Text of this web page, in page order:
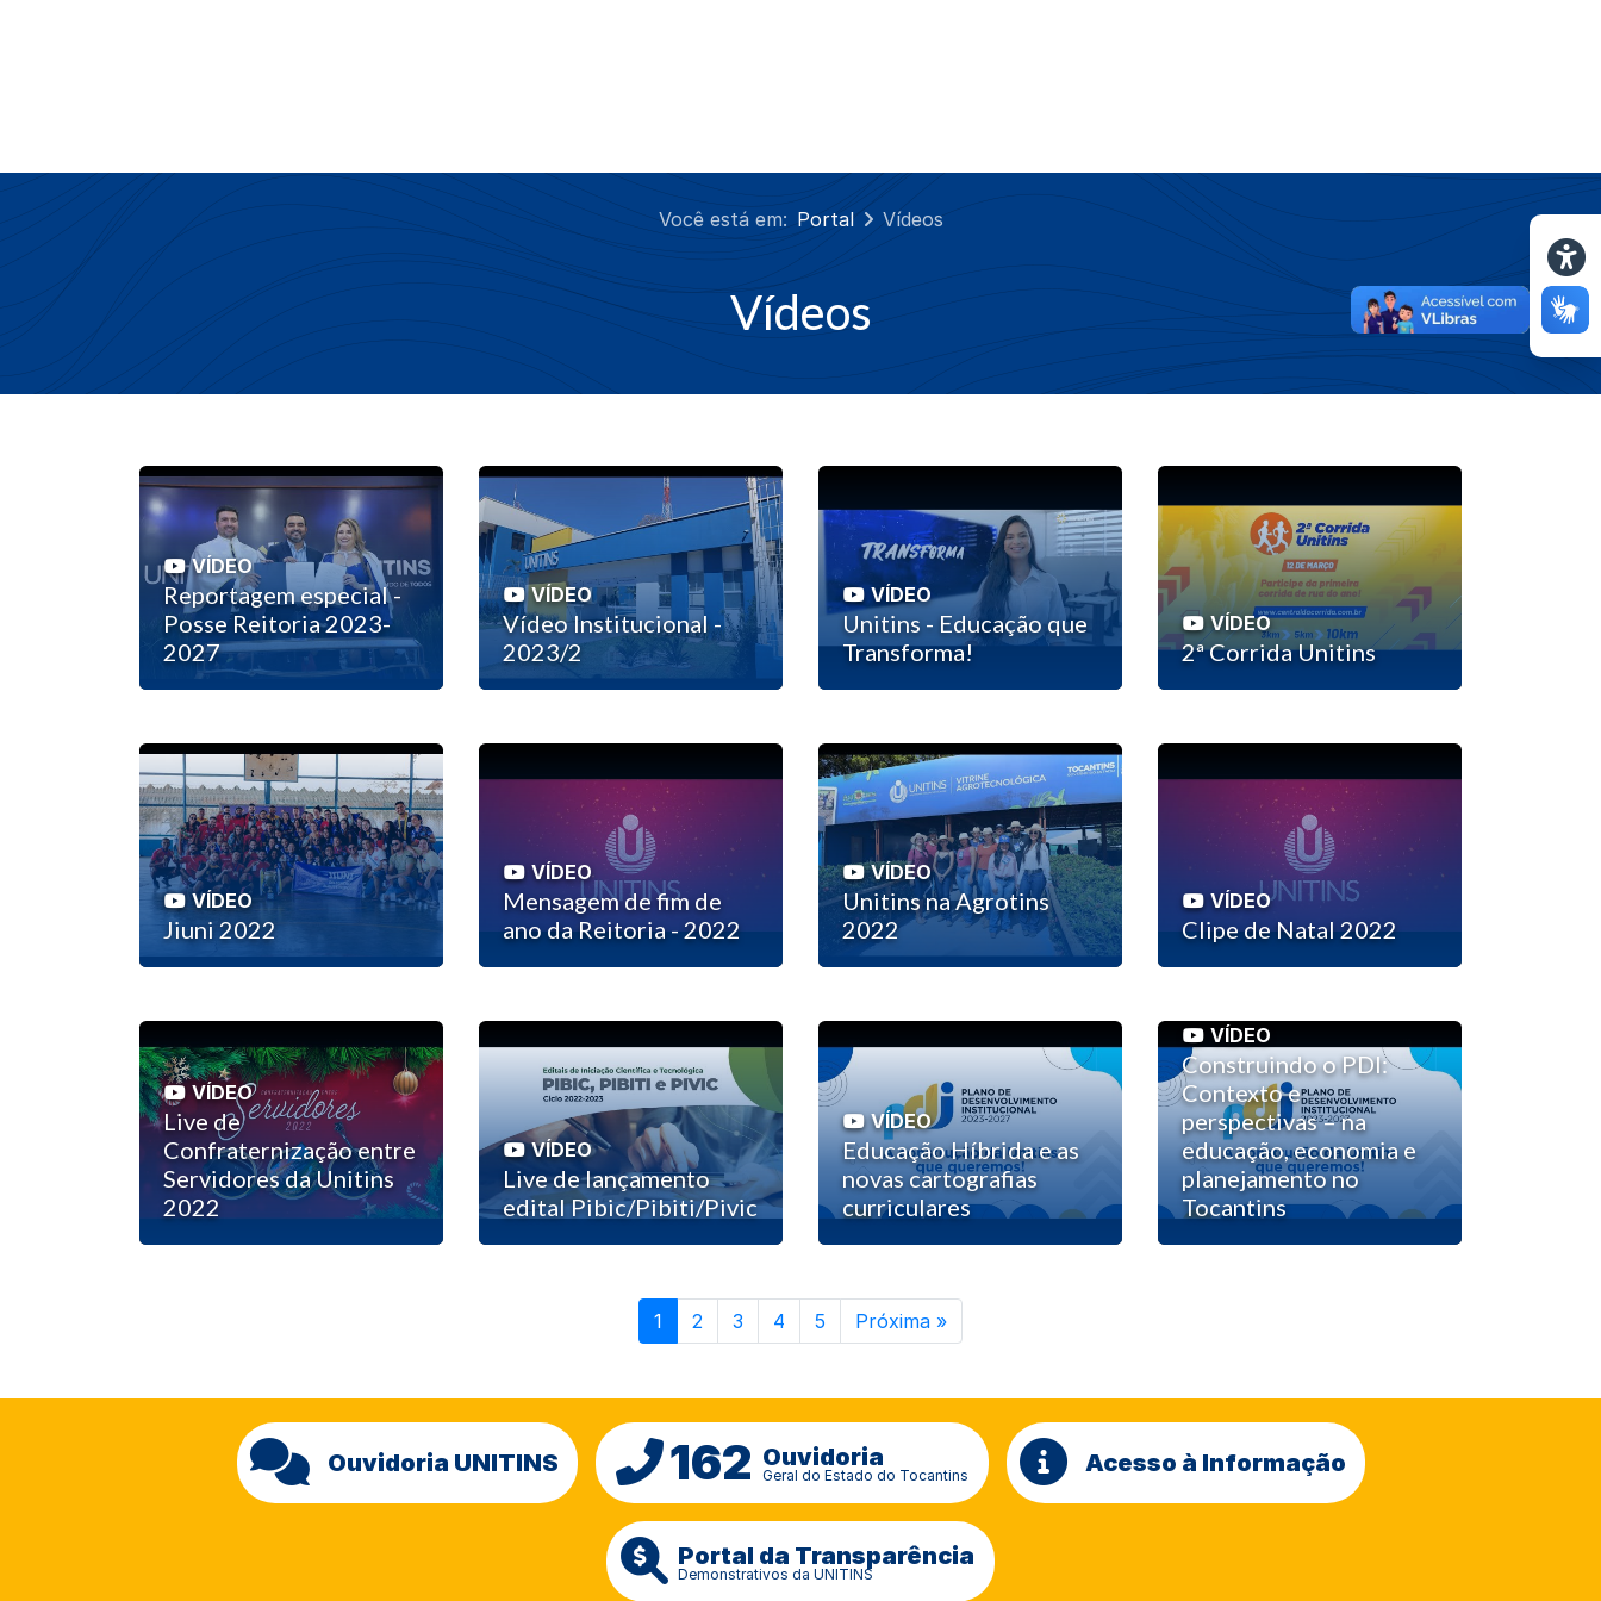
Você está em: Portal Vídeos
Vídeos
VÍDEO
Reportagem especial -
Posse Reitoria 2023-
2027
VÍDEO
Vídeo Institucional -
2023/2
VÍDEO
Unitins - Educação que
Transforma!
VÍDEO
2ª Corrida Unitins
VÍDEO
Jiuni 2022
VÍDEO
Mensagem de fim de
ano da Reitoria - 2022
VÍDEO
Unitins na Agrotins
2022
VÍDEO
Clipe de Natal 2022
VÍDEO
Live de
Confraternização entre
Servidores da Unitins
2022
VÍDEO
Live de lançamento
edital Pibic/Pibiti/Pivic
VÍDEO
Educação Híbrida e as
novas cartografias
curriculares
VÍDEO
Construindo o PDI:
Contexto e
perspectivas – na
educação, economia e
planejamento no
Tocantins
1 (atual)
2 3 4 5 Próxima »
Ouvidoria UNITINS 162 Ouvidoria
Geral do Estado do Tocantins Acesso à Informação
Portal da Transparência
Demonstrativos da UNITINS